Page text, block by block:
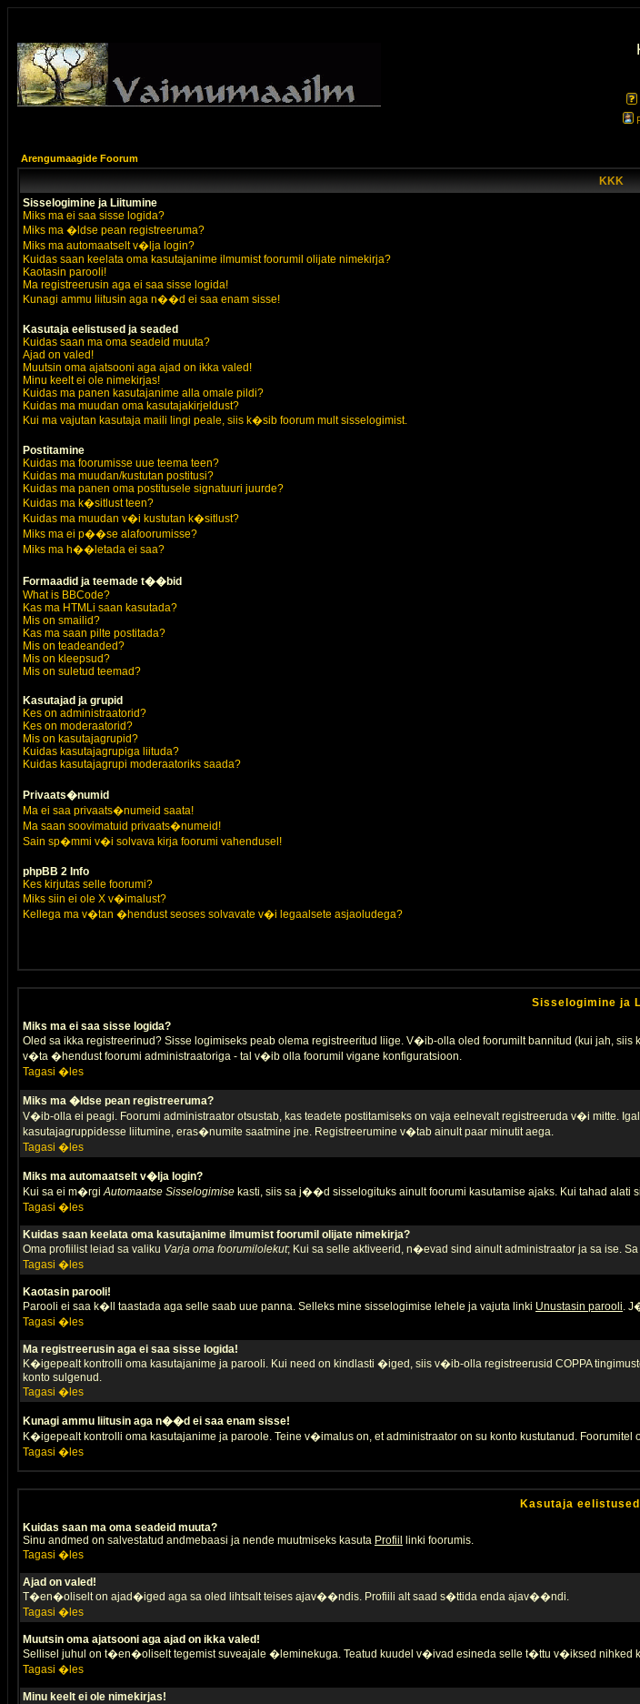
Arengumaagide Foorum
KKK
Sisselogimine ja Liitumine
Miks ma ei saa sisse logida?
Miks ma �ldse pean registreeruma?
Miks ma automaatselt v�lja login?
Kuidas saan keelata oma kasutajanime ilmumist foorumil olijate nimekirja?
Kaotasin parooli!
Ma registreerusin aga ei saa sisse logida!
Kunagi ammu liitusin aga n��d ei saa enam sisse!
Kasutaja eelistused ja seaded
Kuidas saan ma oma seadeid muuta?
Ajad on valed!
Muutsin oma ajatsooni aga ajad on ikka valed!
Minu keelt ei ole nimekirjas!
Kuidas ma panen kasutajanime alla omale pildi?
Kuidas ma muudan oma kasutajakirjeldust?
Kui ma vajutan kasutaja maili lingi peale, siis k�sib foorum mult sisselogimist.
Postitamine
Kuidas ma foorumisse uue teema teen?
Kuidas ma muudan/kustutan postitusi?
Kuidas ma panen oma postitusele signatuuri juurde?
Kuidas ma k�sitlust teen?
Kuidas ma muudan v�i kustutan k�sitlust?
Miks ma ei p��se alafoorumisse?
Miks ma h��letada ei saa?
Formaadid ja teemade t��bid
What is BBCode?
Kas ma HTMLi saan kasutada?
Mis on smailid?
Kas ma saan pilte postitada?
Mis on teadeanded?
Mis on kleepsud?
Mis on suletud teemad?
Kasutajad ja grupid
Kes on administraatorid?
Kes on moderaatorid?
Mis on kasutajagrupid?
Kuidas kasutajagrupiga liituda?
Kuidas kasutajagrupi moderaatoriks saada?
Privaats�numid
Ma ei saa privaats�numeid saata!
Ma saan soovimatuid privaats�numeid!
Sain sp�mmi v�i solvava kirja foorumi vahendusel!
phpBB 2 Info
Kes kirjutas selle foorumi?
Miks siin ei ole X v�imalust?
Kellega ma v�tan �hendust seoses solvavate v�i legaalsete asjaoludega?
Sisselogimine ja
Miks ma ei saa sisse logida?
Oled sa ikka registreerinud? Sisse logimiseks peab olema registreeritud liige. V�ib-olla oled foorumilt bannitud (kui jah,
v�ta �hendust foorumi administraatoriga - tal v�ib olla foorumil vigane konfiguratsioon.
Tagasi �les
Miks ma �ldse pean registreeruma?
V�ib-olla ei peagi. Foorumi administraator otsustab, kas teadete postitamiseks on vaja eelnevalt registreeruda v�i mitte.
kasutajagruppidesse liitumine, eras�numite saatmine jne. Registreerumine v�tab ainult paar minutit aega.
Tagasi �les
Miks ma automaatselt v�lja login?
Kui sa ei m�rgiAutomaatse Sisselogimise kasti, siis sa j��d sisselogituks ainult foorumi kasutamise ajaks. Kui tahad alati
Tagasi �les
Kuidas saan keelata oma kasutajanime ilmumist foorumil olijate nimekirja?
Oma profiilist leiad sa valiku Varja oma foorumilolekut; Kui sa selle aktiveerid, n�evad sind ainult administraator ja sa ise.
Tagasi �les
Kaotasin parooli!
Parooli ei saa k�ll taastada aga selle saab uue panna. Selleks mine sisselogimise lehele ja vajuta linki Unustasin parooli.
Tagasi �les
Ma registreerusin aga ei saa sisse logida!
K�igepealt kontrolli oma kasutajanime ja parooli. Kui need on kindlasti �iged, siis v�ib-olla registreerusid COPPA
konto sulgenud.
Tagasi �les
Kunagi ammu liitusin aga n��d ei saa enam sisse!
K�igepealt kontrolli oma kasutajanime ja paroole. Teine v�imalus on, et administraator on su konto kustutanud.
Tagasi �les
Kasutaja
Kuidas saan ma oma seadeid muuta?
Sinu andmed on salvestatud andmebaasi ja nende muutmiseks kasuta Profiil
linki foorumis.
Tagasi �les
Ajad on valed!
T�en�oliselt on ajad�iged aga sa oled lihtsalt teises ajav��ndis. Profiili alt saad s�ttida enda ajav��ndi.
Tagasi �les
Muutsin oma ajatsooni aga ajad on ikka valed!
Sellisel juhul on t�en�oliselt tegemist suveajale �leminekuga. Teatud kuudel v�ivad esineda selle t�ttu v�iksed nihked
Tagasi �les
Minu keelt ei ole nimekirjas!